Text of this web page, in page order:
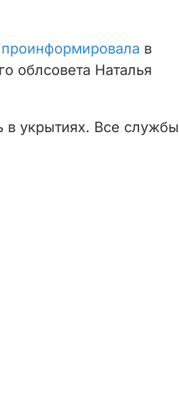
проинформировала в
облсовета Наталья
в укрытиях. Все службы